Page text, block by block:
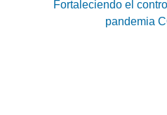
Fortaleciendo el
pandemia